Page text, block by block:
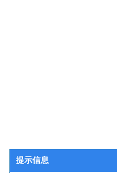
提示信息